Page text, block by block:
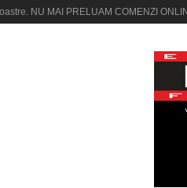
NU MAI PRELUAM COMENZI